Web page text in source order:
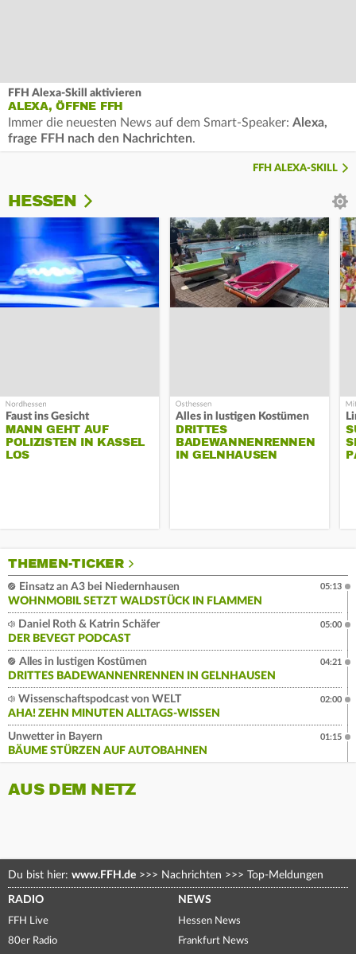
FFH Alexa-Skill aktivieren
ALEXA, ÖFFNE FFH
Immer die neuesten News auf dem Smart-Speaker: Alexa,
frage FFH nach den Nachrichten.
FFH ALEXA-SKILL
HESSEN
Faust ins Gesicht
MANN GEHT AUF
POLIZISTEN IN KASSEL
LOS
Alles in lustigen Kostümen
DRITTES
BADEWANNENRENNEN
IN GELNHAUSEN
THEMEN-TICKER
Einsatz an A3 bei Niedernhausen
WOHNMOBIL SETZT WALDSTÜCK IN FLAMMEN
05:13
Daniel Roth & Katrin Schäfer
DER BEVEGT PODCAST
05:00
Alles in lustigen Kostümen
DRITTES BADEWANNENRENNEN IN GELNHAUSEN
04:21
Wissenschaftspodcast von WELT
AHA! ZEHN MINUTEN ALLTAGS-WISSEN
02:00
Unwetter in Bayern
BÄUME STÜRZEN AUF AUTOBAHNEN
01:15
AUS DEM NETZ
Du bist hier: www.FFH.de >>> Nachrichten >>> Top-Meldungen
RADIO
FFH Live
80er Radio
NEWS
Hessen News
Frankfurt News